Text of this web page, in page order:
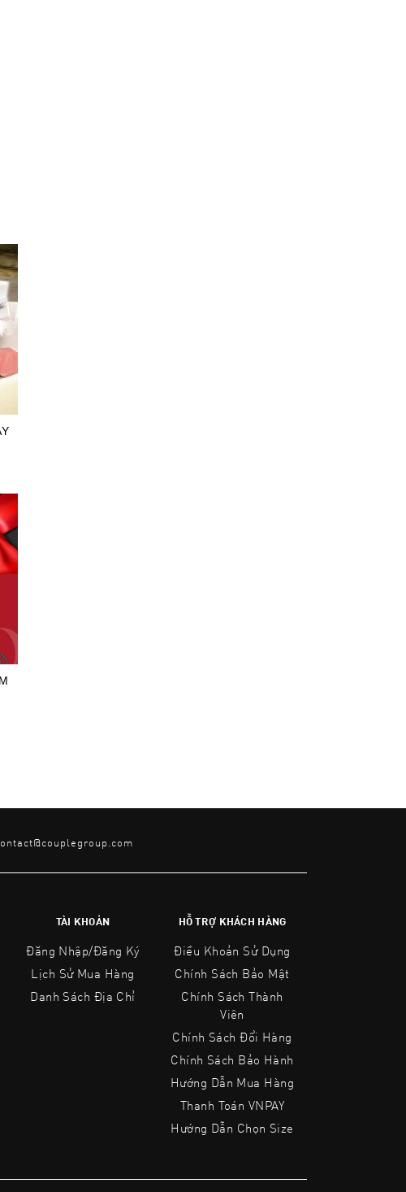
TÀI KHOẢN
Đăng Nhập/Đăng Ký
Lịch Sử Mua Hàng
Danh Sách Địa Chỉ
HỖ TRỢ KHÁCH HÀNG
Điều Khoản Sử Dụng
Chính Sách Bảo Mật
Chính Sách Thành
Viên
Chính Sách Đổi Hàng
Chính Sách Bảo Hành
Hướng Dẫn Mua Hàng
Thanh Toán VNPAY
Hướng Dẫn Chọn Size